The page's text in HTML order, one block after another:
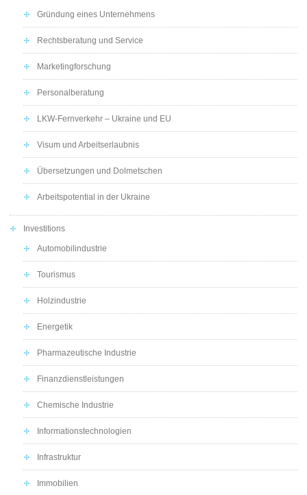
Gründung eines Unternehmens
Rechtsberatung und Service
Marketingforschung
Personalberatung
LKW-Fernverkehr – Ukraine und EU
Visum und Arbeitserlaubnis
Übersetzungen und Dolmetschen
Arbeitspotential in der Ukraine
Investitions
Automobilindustrie
Tourismus
Holzindustrie
Energetik
Pharmazeutische Industrie
Finanzdienstleistungen
Chemische Industrie
Informationstechnologien
Infrastruktur
Immobilien